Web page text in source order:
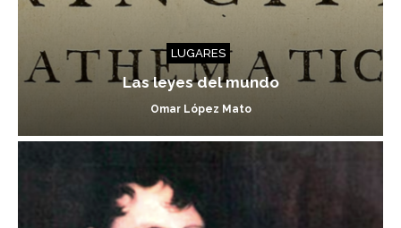
LUGARES
Las leyes del mundo
Omar López Mato